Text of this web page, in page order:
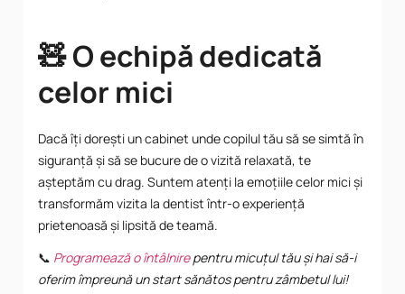
🧸 O echipă dedicată
celor mici
Dacă îți dorești un cabinet unde copilul tău să se simtă în
siguranță și să se bucure de o vizită relaxată, te
așteptăm cu drag. Suntem atenți la emoțiile celor mici și
transformăm vizita la dentist într-o experiență
prietenoasă și lipsită de teamă.
📞 Programează o întâlnirepentru micuțul tău și hai să-i
oferim împreună un start sănătos pentru zâmbetul lui!